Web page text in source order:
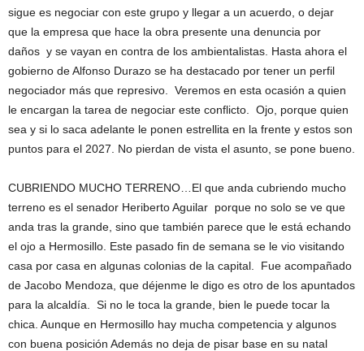
sigue es negociar con este grupo y llegar a un acuerdo, o dejar
que la empresa que hace la obra presente una denuncia por
daños y se vayan en contra de los ambientalistas. Hasta ahora el
gobierno de Alfonso Durazo se ha destacado por tener un perfil
negociador más que represivo. Veremos en esta ocasión a quien
le encargan la tarea de negociar este conflicto. Ojo, porque quien
sea y si lo saca adelante le ponen estrellita en la frente y estos son
puntos para el 2027. No pierdan de vista el asunto, se pone bueno.
CUBRIENDO MUCHO TERRENO…El que anda cubriendo mucho
terreno es el senador Heriberto Aguilar porque no solo se ve que
anda tras la grande, sino que también parece que le está echando
el ojo a Hermosillo. Este pasado fin de semana se le vio visitando
casa por casa en algunas colonias de la capital. Fue acompañado
de Jacobo Mendoza, que déjenme le digo es otro de los apuntados
para la alcaldía. Si no le toca la grande, bien le puede tocar la
chica. Aunque en Hermosillo hay mucha competencia y algunos
con buena posición Además no deja de pisar base en su natal